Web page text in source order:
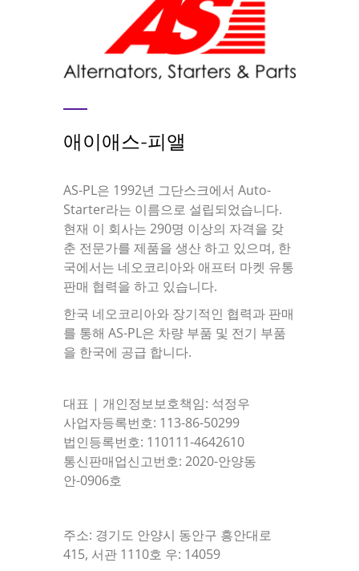
애이애스-피앨
AS-PL은 1992년 그단스크에서 Auto-
Starter라는 이름으로 설립되었습니다.
현재 이 회사는 290명 이상의 자격을 갖
춘 전문가를 제품을 생산 하고 있으며, 한
국에서는 네오코리아와 애프터 마켓 유통
판매 협력을 하고 있습니다.
한국 네오코리아와 장기적인 협력과 판매
를 통해 AS-PL은 차량 부품 및 전기 부품
을 한국에 공급 합니다.
대표 | 개인정보보호책임: 석정우
사업자등록번호: 113-86-50299
법인등록번호: 110111-4642610
통신판매업신고번호: 2020-안양동
안-0906호
주소: 경기도 안양시 동안구 흥안대로
415, 서관 1110호 우: 14059